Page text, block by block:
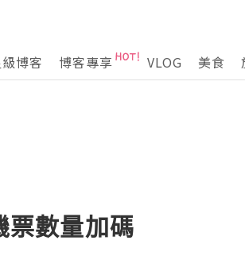
博客 博客專享 VLOG 美食
票數量加碼